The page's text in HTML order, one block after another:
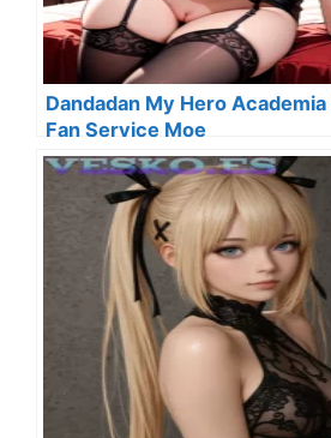
Dandadan My Hero Academia
Fan Service Moe